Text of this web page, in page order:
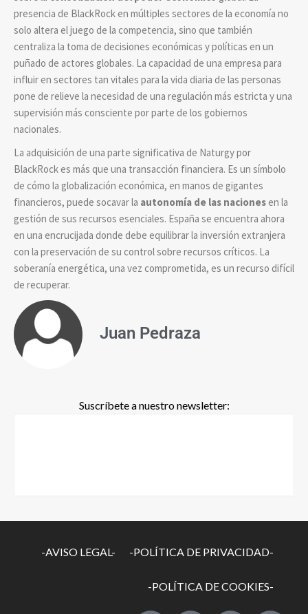
presencia de BlackRock en múltiples sectores de la economía no
solo altera el juego de la competencia, sino que también
centraliza la toma de decisiones económicas y políticas en un
puñado de actores globales. La capacidad de una empresa para
influir en sectores tan vitales para la vida diaria de las personas
pone de relieve la necesidad de una regulación más estricta y una
supervisión más consciente por parte de los gobiernos
nacionales.
La adquisición de una parte significativa de Naturgy por
BlackRock es más que una transacción financiera. Es un símbolo
de cómo la globalización económica, en manos de gigantes
financieros, puede socavar la autonomía de las nacionesen la
gestión de sus recursos esenciales. España se encuentra ahora
en una encrucijada donde debe equilibrar la inversión extranjera
con la preservación de su control sobre recursos críticos. La
soberanía energética, una vez comprometida, es un recurso difícil
de recuperar.
Juan Pedraza
Suscríbete a nuestro newsletter:
-AVISO LEGAL- -POLÍTICA DE PRIVACIDAD-
-POLÍTICA DE COOKIES-